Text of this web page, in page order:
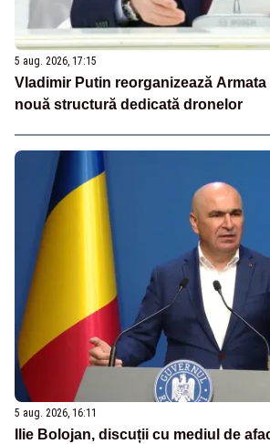
5 aug. 2026, 17:15
Vladimir Putin reorganizează
nouă structură dedicată dronelor
5 aug. 2026, 16:11
Ilie Bolojan, discuții cu mediul de